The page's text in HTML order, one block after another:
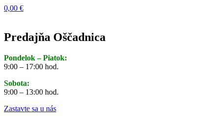
0,00 €
Predajňa Oščadnica
Pondelok – Piatok:
9:00 – 17:00 hod.
Sobota:
9:00 – 13:00 hod.
Zastavte sa u nás